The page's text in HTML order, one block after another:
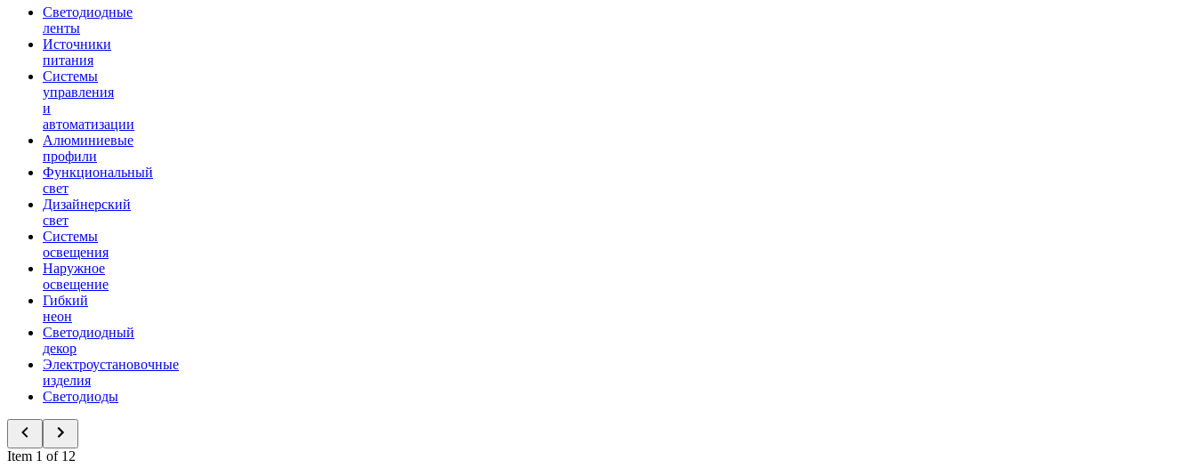
Светодиодные
ленты
Источники
питания
Системы
управления
и
автоматизации
Алюминиевые
профили
Функциональный
свет
Дизайнерский
свет
Системы
освещения
Наружное
освещение
Гибкий
неон
Светодиодный
декор
Электроустановочные
изделия
Светодиоды
Item 1 of 12